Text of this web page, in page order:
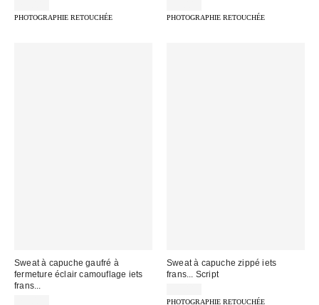
PHOTOGRAPHIE RETOUCHÉE PHOTOGRAPHIE RETOUCHÉE
Sweat à capuche gaufré à
fermeture éclair camouflage iets
frans...
Sweat à capuche zippé iets
frans... Script
PHOTOGRAPHIE RETOUCHÉE